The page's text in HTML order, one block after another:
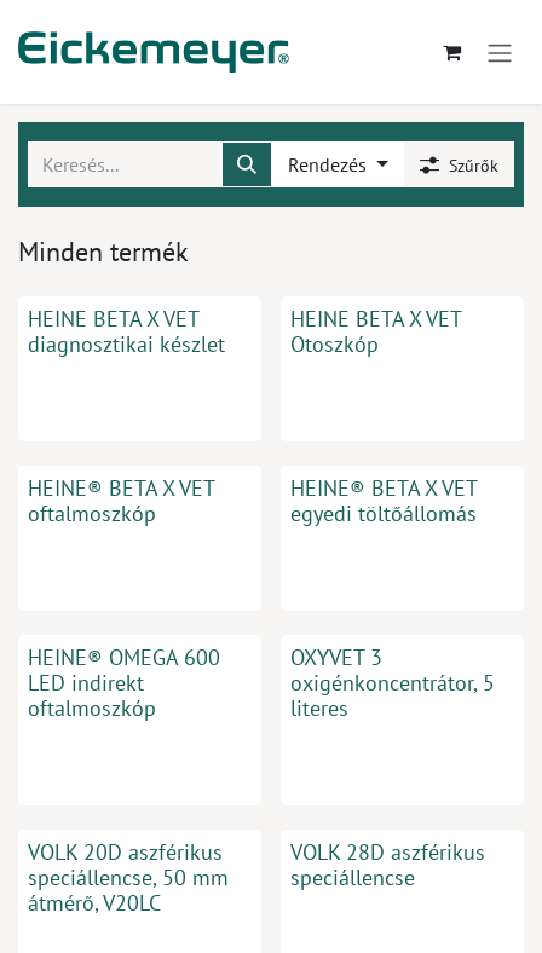
Rendezés Szűrők
Minden termék
HEINE BETA X VET
diagnosztikai készlet
HEINE BETA X VET
Otoszkóp
HEINE® BETA X VET
oftalmoszkóp
HEINE® BETA X VET
egyedi töltőállomás
HEINE® OMEGA 600
LED indirekt
oftalmoszkóp
OXYVET 3
oxigénkoncentrátor, 5
literes
VOLK 20D aszférikus
speciállencse, 50 mm
átmérő, V20LC
VOLK 28D aszférikus
speciállencse